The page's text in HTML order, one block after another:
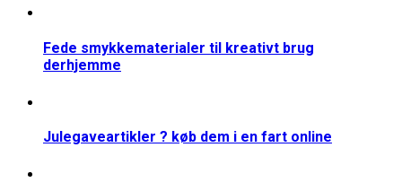
Fede smykkematerialer til kreativt brug
derhjemme
Julegaveartikler ? køb dem i en fart online